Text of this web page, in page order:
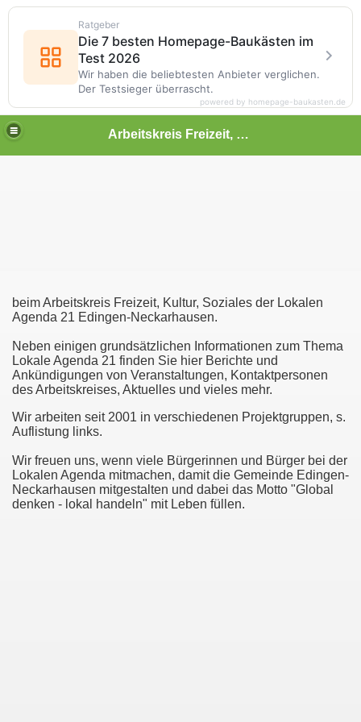
Arbeitskreis Freizeit, Kultur, Soziales der Lokalen Agenda 21 Edingen-Neckarhausen
beim Arbeitskreis Freizeit, Kultur, Soziales der Lokalen
Agenda 21 Edingen-Neckarhausen.
Neben einigen grundsätzlichen Informationen zum Thema
Lokale Agenda 21 finden Sie hier Berichte und
Ankündigungen von Veranstaltungen, Kontaktpersonen
des Arbeitskreises, Aktuelles und vieles mehr.
Wir arbeiten seit 2001 in verschiedenen Projektgruppen, s.
Auflistung links.
Wir freuen uns, wenn viele Bürgerinnen und Bürger bei der
Lokalen Agenda mitmachen, damit die Gemeinde Edingen-
Neckarhausen mitgestalten und dabei das Motto "Global
denken - lokal handeln" mit Leben füllen.
& Musik
Ratgeber
Die 7 besten Homepage-Baukästen im
Test 2026
Wir haben die beliebtesten Anbieter verglichen.
Der Testsieger überrascht.
powered by homepage-baukasten.de